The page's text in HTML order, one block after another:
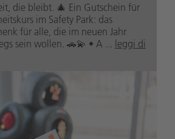
die bleibt. 🎄 Ein Gutschein für
im Safety Park: das
für alle, die im neuen Jahr
sein wollen. 🚗💫 • A ... leggi di